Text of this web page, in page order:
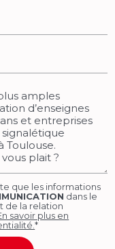
que les informations
dans le
de la relation
savoir plus en
*